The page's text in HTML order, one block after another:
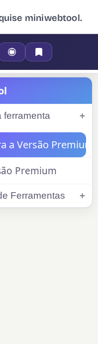
miniwebtool.
ferramenta
a Versão Premium
Premium
Ferramentas